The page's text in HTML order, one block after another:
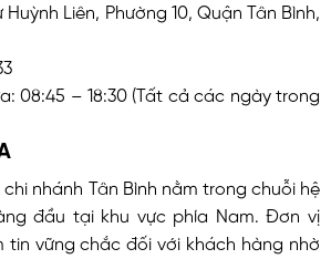
Huỳnh Liên, Phường 10, Quận Tân Bình,
08:45 – 18:30 (Tất cả các ngày trong
chi nhánh Tân Bình nằm trong chuỗi hệ
đầu tại khu vực phía Nam. Đơn vị
tin vững chắc đối với khách hàng nhờ